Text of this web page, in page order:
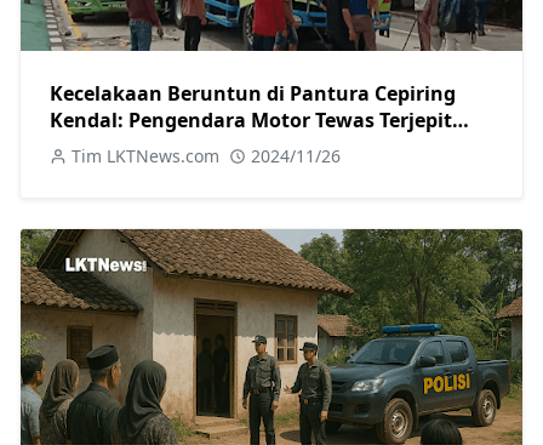
Kecelakaan Beruntun di Pantura Cepiring
Kendal: Pengendara Motor Tewas Terjepit
TrukTim LKTNews.com 2024/11/26